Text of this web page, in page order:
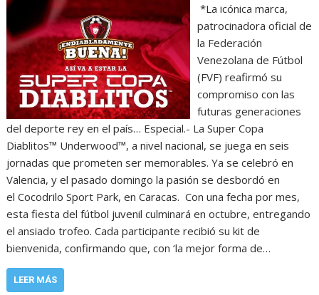
*La icónica marca,
patrocinadora oficial de
la Federación
Venezolana de Fútbol
(FVF) reafirmó su
compromiso con las
futuras generaciones
del deporte rey en el país… Especial.- La Super Copa
Diablitos™ Underwood™, a nivel nacional, se juega en seis
jornadas que prometen ser memorables. Ya se celebró en
Valencia, y el pasado domingo la pasión se desbordó en
el Cocodrilo Sport Park, en Caracas. Con una fecha por mes,
esta fiesta del fútbol juvenil culminará en octubre, entregando
el ansiado trofeo. Cada participante recibió su kit de
bienvenida, confirmando que, con ‘la mejor forma de…
LEER MÁS